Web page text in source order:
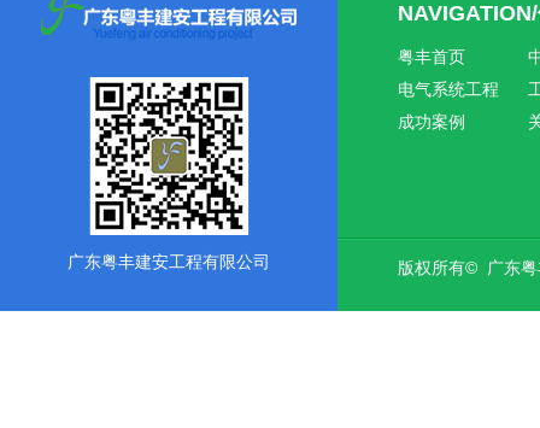
广东粤丰建安工程有限公司
粤丰首页
电气系统工程
成功案例
版权所有© 广东